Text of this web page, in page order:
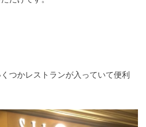
つかレストランが入っていて便利